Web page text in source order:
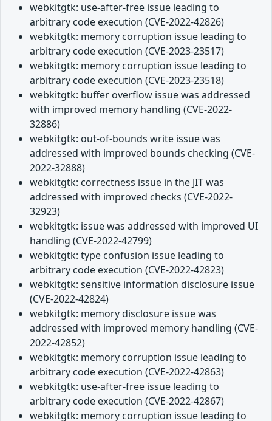
webkitgtk: use-after-free issue leading to
arbitrary code execution (CVE-2022-42826)
webkitgtk: memory corruption issue leading to
arbitrary code execution (CVE-2023-23517)
webkitgtk: memory corruption issue leading to
arbitrary code execution (CVE-2023-23518)
webkitgtk: buffer overflow issue was addressed
with improved memory handling (CVE-2022-
32886)
webkitgtk: out-of-bounds write issue was
addressed with improved bounds checking (CVE-
2022-32888)
webkitgtk: correctness issue in the JIT was
addressed with improved checks (CVE-2022-
32923)
webkitgtk: issue was addressed with improved UI
handling (CVE-2022-42799)
webkitgtk: type confusion issue leading to
arbitrary code execution (CVE-2022-42823)
webkitgtk: sensitive information disclosure issue
(CVE-2022-42824)
webkitgtk: memory disclosure issue was
addressed with improved memory handling (CVE-
2022-42852)
webkitgtk: memory corruption issue leading to
arbitrary code execution (CVE-2022-42863)
webkitgtk: use-after-free issue leading to
arbitrary code execution (CVE-2022-42867)
webkitgtk: memory corruption issue leading to